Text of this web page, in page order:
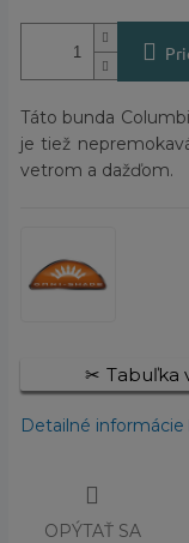
Táto bunda
je tiež
vetrom a dažďom.
Tabuľka
Detailné informácie
OPÝTAŤ SA